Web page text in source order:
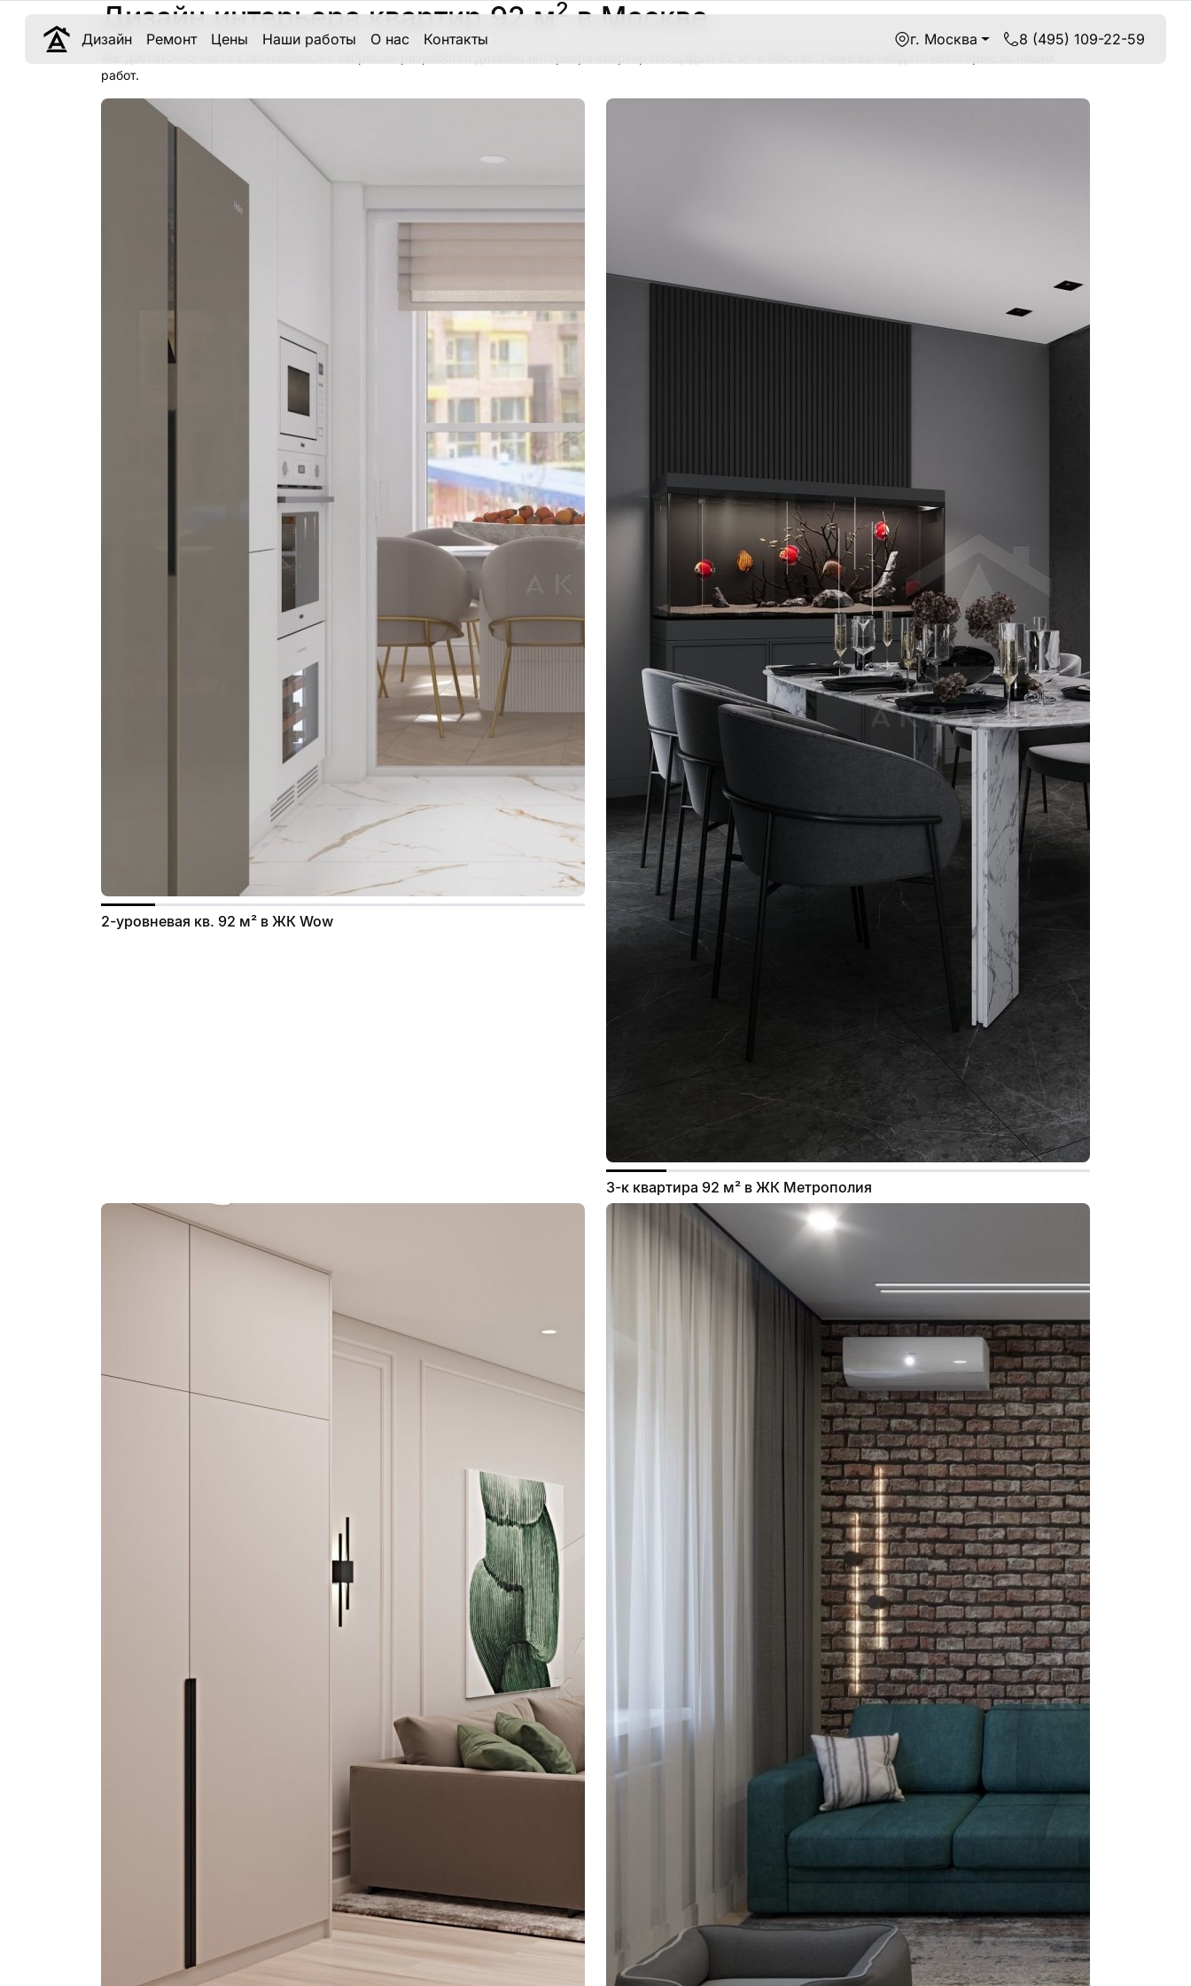
Дизайн Ремонт Цены Наши работы О нас Контакты г. Москва 8 (495) 109-22-59
Дизайн интерьера квартир 92 м2в Москве
работ.
2-уровневая кв. 92 м² в ЖК Wow
3-к квартира 92 м² в ЖК Метрополия